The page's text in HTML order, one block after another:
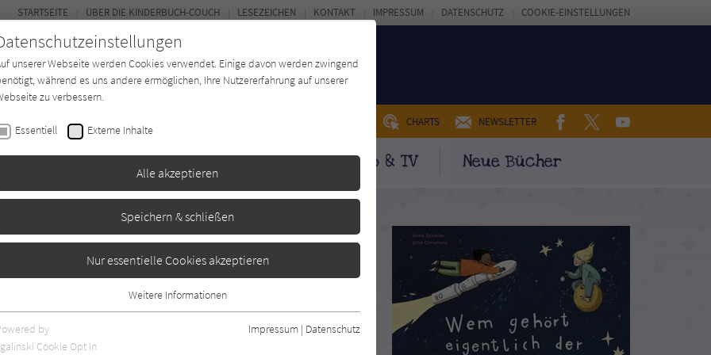
CHARTS NEWSLETTER FACEBOOKTWITTERYOUTUBE
Autor*in Verlage Magazin Kino & TV Neue Bücher
STARTSEITE ÜBER DIE KINDERBUCH-COUCH LESEZEICHEN KONTAKT IMPRESSUM DATENSCHUTZ COOKIE-EINSTELLUNGEN
der Weltraum
unserer Webseite werden Cookies verwendet. Einige davon werden zwingend
während es uns andere ermöglichen, Ihre Nutzererfahrung auf unserer
zu verbessern.
Essentiell Externe Inhalte
Alle akzeptieren
Speichern & schließen
Nur essentielle Cookies akzeptieren
Essentielle Cookies werden für grundlegende Funktionen der Webseite
benötigt. Dadurch ist gewährleistet, dass die Webseite einwandfrei
Weitere Informationen
by
Cookie Opt In
Impressum | Datenschutz